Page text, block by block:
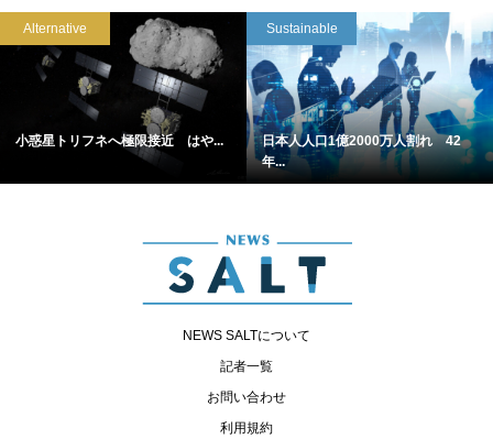
Alternative
小惑星トリフネへ極限接近 はや...
Sustainable
日本人人口1億2000万人割れ 42
年...
NEWS SALTについて
記者一覧
お問い合わせ
利用規約